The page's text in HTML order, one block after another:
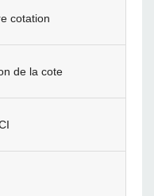
cotation
de la cote